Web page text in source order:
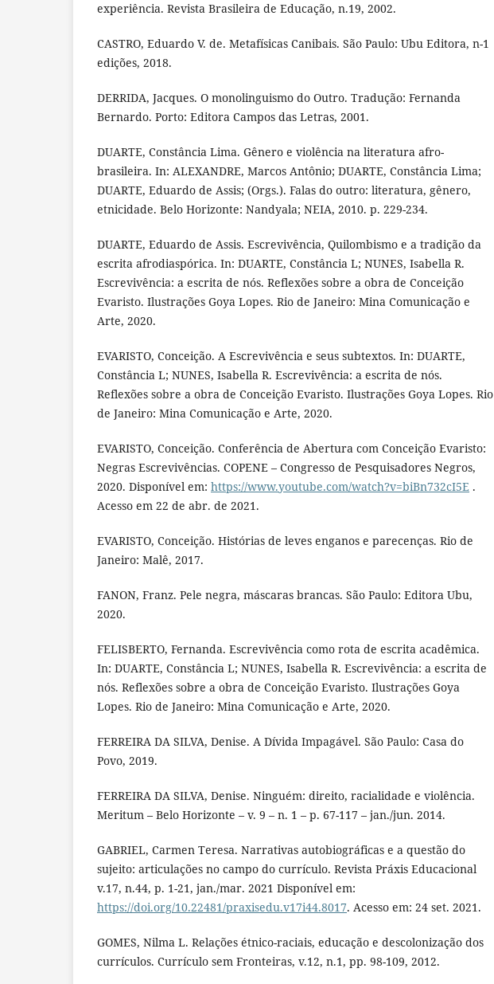
experiência. Revista Brasileira de Educação, n.19, 2002.
CASTRO, Eduardo V. de. Metafísicas Canibais. São Paulo: Ubu Editora, n-1
edições, 2018.
DERRIDA, Jacques. O monolinguismo do Outro. Tradução: Fernanda
Bernardo. Porto: Editora Campos das Letras, 2001.
DUARTE, Constância Lima. Gênero e violência na literatura afro-
brasileira. In: ALEXANDRE, Marcos Antônio; DUARTE, Constância Lima;
DUARTE, Eduardo de Assis; (Orgs.). Falas do outro: literatura, gênero,
etnicidade. Belo Horizonte: Nandyala; NEIA, 2010. p. 229-234.
DUARTE, Eduardo de Assis. Escrevivência, Quilombismo e a tradição da
escrita afrodiaspórica. In: DUARTE, Constância L; NUNES, Isabella R.
Escrevivência: a escrita de nós. Reflexões sobre a obra de Conceição
Evaristo. Ilustrações Goya Lopes. Rio de Janeiro: Mina Comunicação e
Arte, 2020.
EVARISTO, Conceição. A Escrevivência e seus subtextos. In: DUARTE,
Constância L; NUNES, Isabella R. Escrevivência: a escrita de nós.
Reflexões sobre a obra de Conceição Evaristo. Ilustrações Goya Lopes. Rio
de Janeiro: Mina Comunicação e Arte, 2020.
EVARISTO, Conceição. Conferência de Abertura com Conceição Evaristo:
Negras Escrevivências. COPENE – Congresso de Pesquisadores Negros,
2020. Disponível em: https://www.youtube.com/watch?v=biBn732cI5E .
Acesso em 22 de abr. de 2021.
EVARISTO, Conceição. Histórias de leves enganos e parecenças. Rio de
Janeiro: Malê, 2017.
FANON, Franz. Pele negra, máscaras brancas. São Paulo: Editora Ubu,
2020.
FELISBERTO, Fernanda. Escrevivência como rota de escrita acadêmica.
In: DUARTE, Constância L; NUNES, Isabella R. Escrevivência: a escrita de
nós. Reflexões sobre a obra de Conceição Evaristo. Ilustrações Goya
Lopes. Rio de Janeiro: Mina Comunicação e Arte, 2020.
FERREIRA DA SILVA, Denise. A Dívida Impagável. São Paulo: Casa do
Povo, 2019.
FERREIRA DA SILVA, Denise. Ninguém: direito, racialidade e violência.
Meritum – Belo Horizonte – v. 9 – n. 1 – p. 67-117 – jan./jun. 2014.
GABRIEL, Carmen Teresa. Narrativas autobiográficas e a questão do
sujeito: articulações no campo do currículo. Revista Práxis Educacional
v.17, n.44, p. 1-21, jan./mar. 2021 Disponível em:
https://doi.org/10.22481/praxisedu.v17i44.8017. Acesso em: 24 set. 2021.
GOMES, Nilma L. Relações étnico-raciais, educação e descolonização dos
currículos. Currículo sem Fronteiras, v.12, n.1, pp. 98-109, 2012.